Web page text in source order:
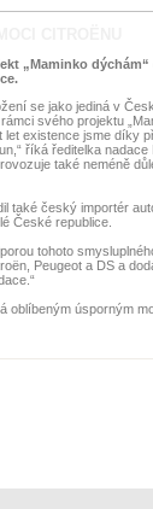
„Maminko
se jako jediná v
svého projektu
existence jsme díky
říká ředitelka
také neméně
také český importér
České republice.
tohoto
Peugeot a DS a
úsporným